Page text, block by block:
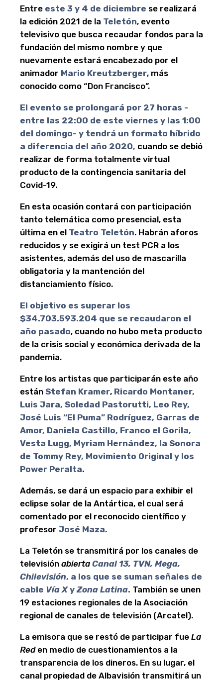
Entre este 3 y 4 de diciembre se realizará
la edición 2021 de la Teletón, evento
televisivo que busca recaudar fondos para la
fundación del mismo nombre y que
nuevamente estará encabezado por el
animador Mario Kreutzberger, más
conocido como “Don Francisco”.
El evento se prolongará por 27 horas -
entre las 22:00 de este viernes y las 1:00
del domingo- y tendrá un formato híbrido
a diferencia del año 2020, cuando se debió
realizar de forma totalmente virtual
producto de la contingencia sanitaria del
Covid-19.
En esta ocasión contará con participación
tanto telemática como presencial, esta
última en el Teatro Teletón. Habrán aforos
reducidos y se exigirá un test PCR a los
asistentes, además del uso de mascarilla
obligatoria y la mantención del
distanciamiento físico.
El objetivo es superar los
$34.703.593.204 que se recaudaron el
año pasado, cuando no hubo meta producto
de la crisis social y económica derivada de la
pandemia.
Entre los artistas que participarán este año
están Stefan Kramer, Ricardo Montaner,
Luis Jara, Soledad Pastorutti, Leo Rey,
José Luis “El Puma” Rodríguez, Garras de
Amor, Daniela Castillo, Franco el Gorila,
Vesta Lugg, Myriam Hernández, la Sonora
de Tommy Rey, Movimiento Original y los
Power Peralta.
Además, se dará un espacio para exhibir el
eclipse solar de la Antártica, el cual será
comentado por el reconocido científico y
profesor José Maza.
La Teletón se transmitirá por los canales de
televisión abierta Canal 13, TVN, Mega,
Chilevisión, a los que se suman señales de
cable Vía XyZona Latina. También se unen
19 estaciones regionales de la Asociación
regional de canales de televisión (Arcatel).
La emisora que se restó de participar fue La
Reden medio de cuestionamientos a la
transparencia de los dineros. En su lugar, el
canal propiedad de Albavisión transmitirá un